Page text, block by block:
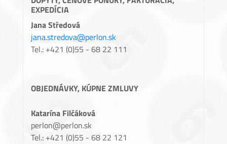
EXPEDÍCIA
Jana Středová
jana.stredova@perlon.sk
Tel.: +421 (0)55 - 68 22 111
OBJEDNÁVKY, KÚPNE ZMLUVY
Katarína Filčáková
perlon@perlon.sk
Tel.: +421 (0)55 - 68 22 121